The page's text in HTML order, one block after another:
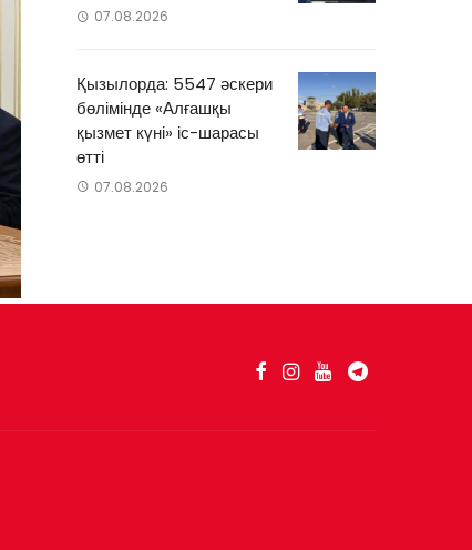
07.08.2026
Қызылорда: 5547 әскери
бөлімінде «Алғашқы
қызмет күні» іс-шарасы
өтті
07.08.2026